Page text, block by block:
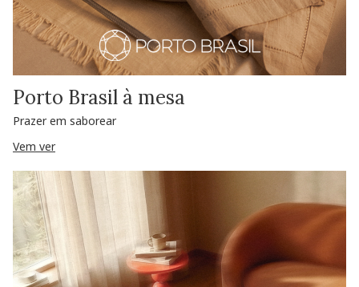
Porto Brasil à mesa
Prazer em saborear
Vem ver